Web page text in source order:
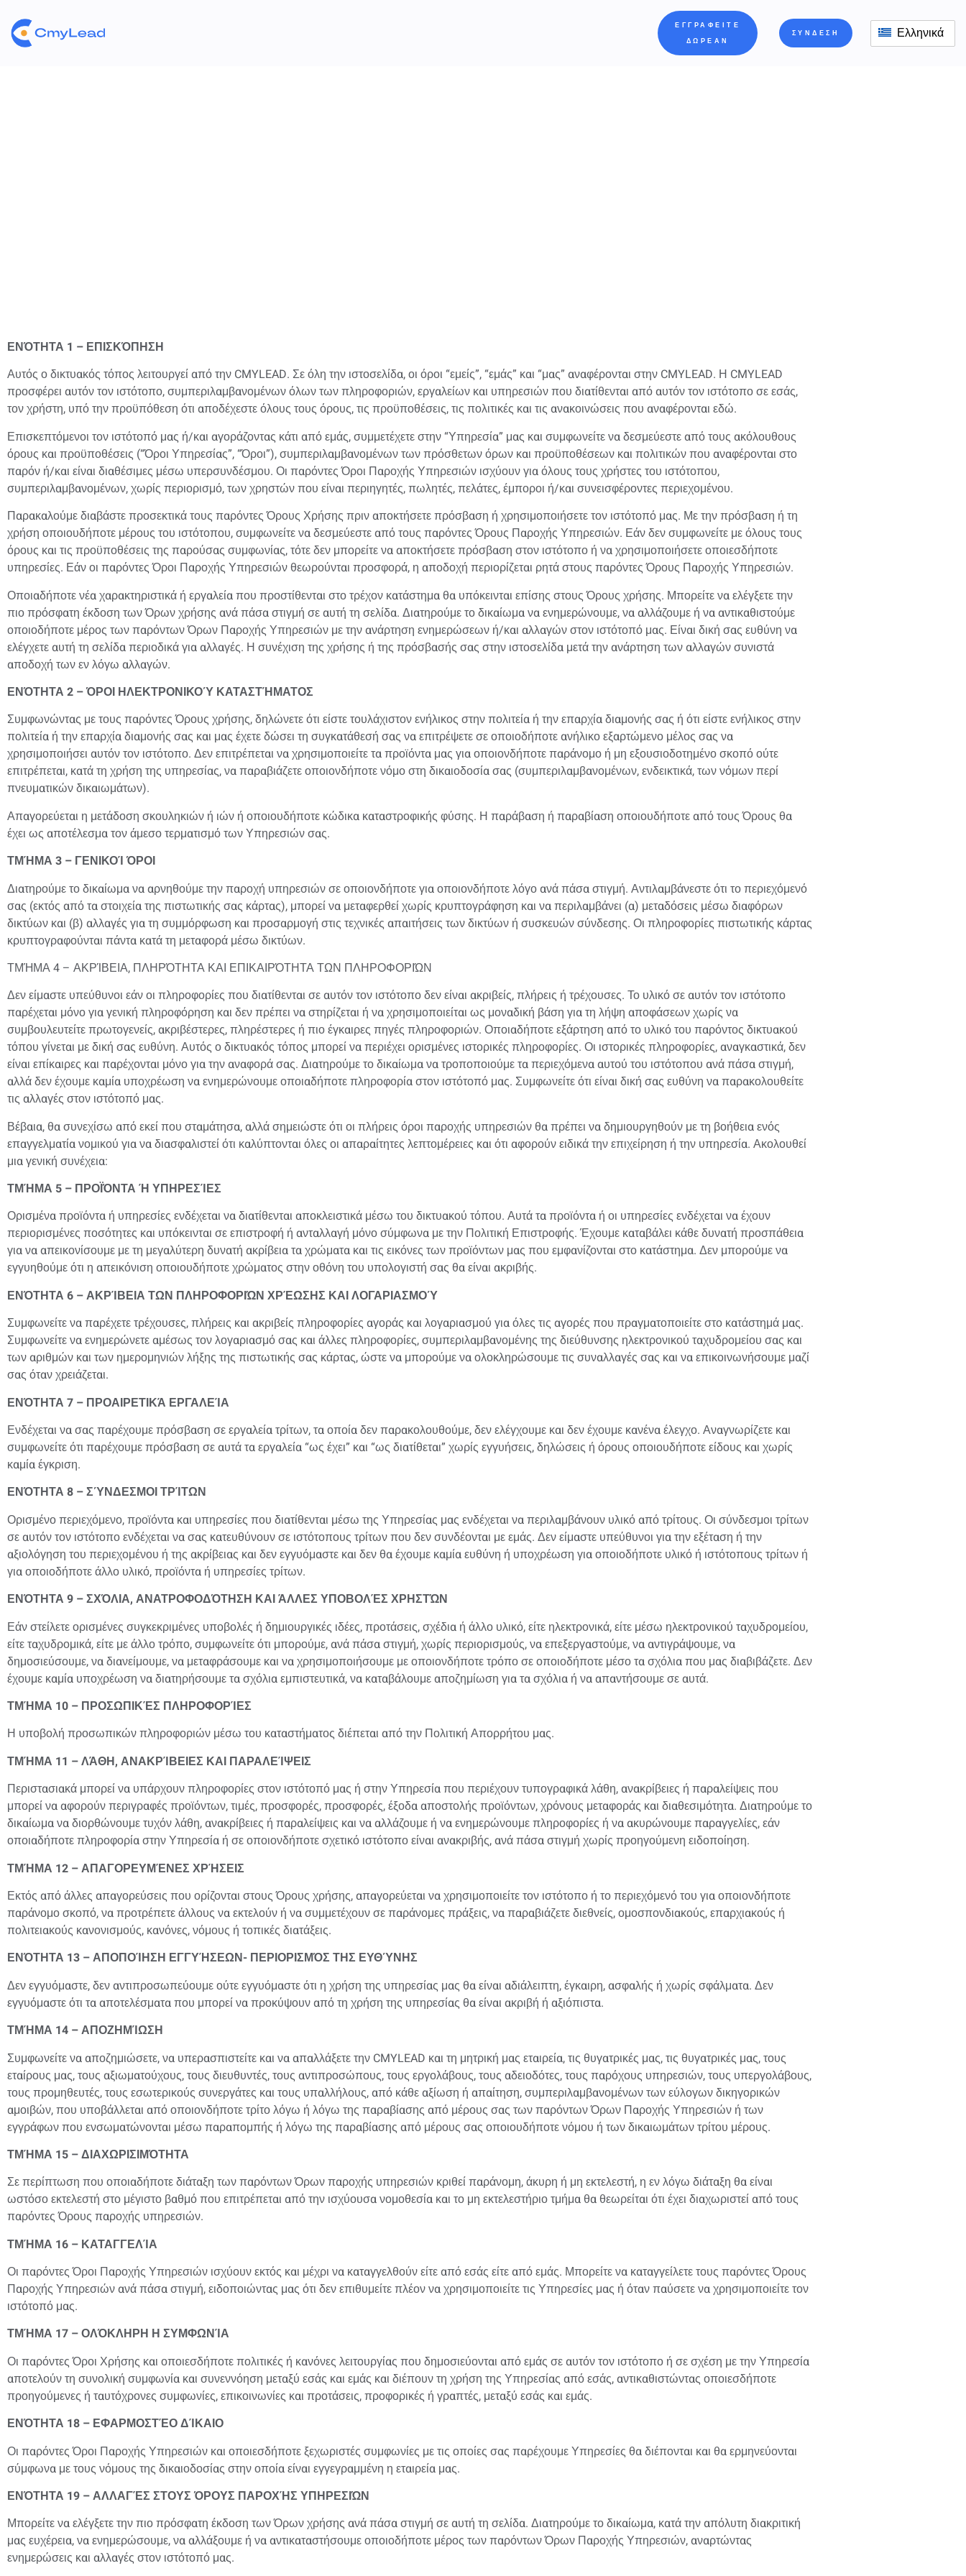
ΕΓΓΡΑΦΕΊΤΕ
ΔΩΡΕΆΝ
ΣΎΝΔΕΣΗ Ελληνικά
ΕΝΌΤΗΤΑ 1 – ΕΠΙΣΚΌΠΗΣΗ
Αυτός ο δικτυακός τόπος λειτουργεί από την CMYLEAD. Σε όλη την ιστοσελίδα, οι όροι “εμείς”, “εμάς” και “μας” αναφέρονται στην CMYLEAD. Η CMYLEAD
προσφέρει αυτόν τον ιστότοπο, συμπεριλαμβανομένων όλων των πληροφοριών, εργαλείων και υπηρεσιών που διατίθενται από αυτόν τον ιστότοπο σε εσάς,
τον χρήστη, υπό την προϋπόθεση ότι αποδέχεστε όλους τους όρους, τις προϋποθέσεις, τις πολιτικές και τις ανακοινώσεις που αναφέρονται εδώ.
Επισκεπτόμενοι τον ιστότοπό μας ή/και αγοράζοντας κάτι από εμάς, συμμετέχετε στην “Υπηρεσία” μας και συμφωνείτε να δεσμεύεστε από τους ακόλουθους
όρους και προϋποθέσεις (“Όροι Υπηρεσίας”, “Όροι”), συμπεριλαμβανομένων των πρόσθετων όρων και προϋποθέσεων και πολιτικών που αναφέρονται στο
παρόν ή/και είναι διαθέσιμες μέσω υπερσυνδέσμου. Οι παρόντες Όροι Παροχής Υπηρεσιών ισχύουν για όλους τους χρήστες του ιστότοπου,
συμπεριλαμβανομένων, χωρίς περιορισμό, των χρηστών που είναι περιηγητές, πωλητές, πελάτες, έμποροι ή/και συνεισφέροντες περιεχομένου.
Παρακαλούμε διαβάστε προσεκτικά τους παρόντες Όρους Χρήσης πριν αποκτήσετε πρόσβαση ή χρησιμοποιήσετε τον ιστότοπό μας. Με την πρόσβαση ή τη
χρήση οποιουδήποτε μέρους του ιστότοπου, συμφωνείτε να δεσμεύεστε από τους παρόντες Όρους Παροχής Υπηρεσιών. Εάν δεν συμφωνείτε με όλους τους
όρους και τις προϋποθέσεις της παρούσας συμφωνίας, τότε δεν μπορείτε να αποκτήσετε πρόσβαση στον ιστότοπο ή να χρησιμοποιήσετε οποιεσδήποτε
υπηρεσίες. Εάν οι παρόντες Όροι Παροχής Υπηρεσιών θεωρούνται προσφορά, η αποδοχή περιορίζεται ρητά στους παρόντες Όρους Παροχής Υπηρεσιών.
Οποιαδήποτε νέα χαρακτηριστικά ή εργαλεία που προστίθενται στο τρέχον κατάστημα θα υπόκεινται επίσης στους Όρους χρήσης. Μπορείτε να ελέγξετε την
πιο πρόσφατη έκδοση των Όρων χρήσης ανά πάσα στιγμή σε αυτή τη σελίδα. Διατηρούμε το δικαίωμα να ενημερώνουμε, να αλλάζουμε ή να αντικαθιστούμε
οποιοδήποτε μέρος των παρόντων Όρων Παροχής Υπηρεσιών με την ανάρτηση ενημερώσεων ή/και αλλαγών στον ιστότοπό μας. Είναι δική σας ευθύνη να
ελέγχετε αυτή τη σελίδα περιοδικά για αλλαγές. Η συνέχιση της χρήσης ή της πρόσβασής σας στην ιστοσελίδα μετά την ανάρτηση των αλλαγών συνιστά
αποδοχή των εν λόγω αλλαγών.
ΕΝΌΤΗΤΑ 2 – ΌΡΟΙ ΗΛΕΚΤΡΟΝΙΚΟΎ ΚΑΤΑΣΤΉΜΑΤΟΣ
Συμφωνώντας με τους παρόντες Όρους χρήσης, δηλώνετε ότι είστε τουλάχιστον ενήλικος στην πολιτεία ή την επαρχία διαμονής σας ή ότι είστε ενήλικος στην
πολιτεία ή την επαρχία διαμονής σας και μας έχετε δώσει τη συγκατάθεσή σας να επιτρέψετε σε οποιοδήποτε ανήλικο εξαρτώμενο μέλος σας να
χρησιμοποιήσει αυτόν τον ιστότοπο. Δεν επιτρέπεται να χρησιμοποιείτε τα προϊόντα μας για οποιονδήποτε παράνομο ή μη εξουσιοδοτημένο σκοπό ούτε
επιτρέπεται, κατά τη χρήση της υπηρεσίας, να παραβιάζετε οποιονδήποτε νόμο στη δικαιοδοσία σας (συμπεριλαμβανομένων, ενδεικτικά, των νόμων περί
πνευματικών δικαιωμάτων).
Απαγορεύεται η μετάδοση σκουληκιών ή ιών ή οποιουδήποτε κώδικα καταστροφικής φύσης. Η παράβαση ή παραβίαση οποιουδήποτε από τους Όρους θα
έχει ως αποτέλεσμα τον άμεσο τερματισμό των Υπηρεσιών σας.
ΤΜΉΜΑ 3 – ΓΕΝΙΚΟΊ ΌΡΟΙ
Διατηρούμε το δικαίωμα να αρνηθούμε την παροχή υπηρεσιών σε οποιονδήποτε για οποιονδήποτε λόγο ανά πάσα στιγμή. Αντιλαμβάνεστε ότι το περιεχόμενό
σας (εκτός από τα στοιχεία της πιστωτικής σας κάρτας), μπορεί να μεταφερθεί χωρίς κρυπτογράφηση και να περιλαμβάνει (α) μεταδόσεις μέσω διαφόρων
δικτύων και (β) αλλαγές για τη συμμόρφωση και προσαρμογή στις τεχνικές απαιτήσεις των δικτύων ή συσκευών σύνδεσης. Οι πληροφορίες πιστωτικής κάρτας
κρυπτογραφούνται πάντα κατά τη μεταφορά μέσω δικτύων.
ΤΜΉΜΑ 4 – ΑΚΡΊΒΕΙΑ, ΠΛΗΡΌΤΗΤΑ ΚΑΙ ΕΠΙΚΑΙΡΌΤΗΤΑ ΤΩΝ ΠΛΗΡΟΦΟΡΙΏΝ
Δεν είμαστε υπεύθυνοι εάν οι πληροφορίες που διατίθενται σε αυτόν τον ιστότοπο δεν είναι ακριβείς, πλήρεις ή τρέχουσες. Το υλικό σε αυτόν τον ιστότοπο
παρέχεται μόνο για γενική πληροφόρηση και δεν πρέπει να στηρίζεται ή να χρησιμοποιείται ως μοναδική βάση για τη λήψη αποφάσεων χωρίς να
συμβουλευτείτε πρωτογενείς, ακριβέστερες, πληρέστερες ή πιο έγκαιρες πηγές πληροφοριών. Οποιαδήποτε εξάρτηση από το υλικό του παρόντος δικτυακού
τόπου γίνεται με δική σας ευθύνη. Αυτός ο δικτυακός τόπος μπορεί να περιέχει ορισμένες ιστορικές πληροφορίες. Οι ιστορικές πληροφορίες, αναγκαστικά, δεν
είναι επίκαιρες και παρέχονται μόνο για την αναφορά σας. Διατηρούμε το δικαίωμα να τροποποιούμε τα περιεχόμενα αυτού του ιστότοπου ανά πάσα στιγμή,
αλλά δεν έχουμε καμία υποχρέωση να ενημερώνουμε οποιαδήποτε πληροφορία στον ιστότοπό μας. Συμφωνείτε ότι είναι δική σας ευθύνη να παρακολουθείτε
τις αλλαγές στον ιστότοπό μας.
Βέβαια, θα συνεχίσω από εκεί που σταμάτησα, αλλά σημειώστε ότι οι πλήρεις όροι παροχής υπηρεσιών θα πρέπει να δημιουργηθούν με τη βοήθεια ενός
επαγγελματία νομικού για να διασφαλιστεί ότι καλύπτονται όλες οι απαραίτητες λεπτομέρειες και ότι αφορούν ειδικά την επιχείρηση ή την υπηρεσία. Ακολουθεί
μια γενική συνέχεια:
ΤΜΉΜΑ 5 – ΠΡΟΪΌΝΤΑ Ή ΥΠΗΡΕΣΊΕΣ
Ορισμένα προϊόντα ή υπηρεσίες ενδέχεται να διατίθενται αποκλειστικά μέσω του δικτυακού τόπου. Αυτά τα προϊόντα ή οι υπηρεσίες ενδέχεται να έχουν
περιορισμένες ποσότητες και υπόκεινται σε επιστροφή ή ανταλλαγή μόνο σύμφωνα με την Πολιτική Επιστροφής. Έχουμε καταβάλει κάθε δυνατή προσπάθεια
για να απεικονίσουμε με τη μεγαλύτερη δυνατή ακρίβεια τα χρώματα και τις εικόνες των προϊόντων μας που εμφανίζονται στο κατάστημα. Δεν μπορούμε να
εγγυηθούμε ότι η απεικόνιση οποιουδήποτε χρώματος στην οθόνη του υπολογιστή σας θα είναι ακριβής.
ΕΝΌΤΗΤΑ 6 – ΑΚΡΊΒΕΙΑ ΤΩΝ ΠΛΗΡΟΦΟΡΙΏΝ ΧΡΈΩΣΗΣ ΚΑΙ ΛΟΓΑΡΙΑΣΜΟΎ
Συμφωνείτε να παρέχετε τρέχουσες, πλήρεις και ακριβείς πληροφορίες αγοράς και λογαριασμού για όλες τις αγορές που πραγματοποιείτε στο κατάστημά μας.
Συμφωνείτε να ενημερώνετε αμέσως τον λογαριασμό σας και άλλες πληροφορίες, συμπεριλαμβανομένης της διεύθυνσης ηλεκτρονικού ταχυδρομείου σας και
των αριθμών και των ημερομηνιών λήξης της πιστωτικής σας κάρτας, ώστε να μπορούμε να ολοκληρώσουμε τις συναλλαγές σας και να επικοινωνήσουμε μαζί
σας όταν χρειάζεται.
ΕΝΌΤΗΤΑ 7 – ΠΡΟΑΙΡΕΤΙΚΆ ΕΡΓΑΛΕΊΑ
Ενδέχεται να σας παρέχουμε πρόσβαση σε εργαλεία τρίτων, τα οποία δεν παρακολουθούμε, δεν ελέγχουμε και δεν έχουμε κανένα έλεγχο. Αναγνωρίζετε και
συμφωνείτε ότι παρέχουμε πρόσβαση σε αυτά τα εργαλεία “ως έχει” και “ως διατίθεται” χωρίς εγγυήσεις, δηλώσεις ή όρους οποιουδήποτε είδους και χωρίς
καμία έγκριση.
ΕΝΌΤΗΤΑ 8 – ΣΎΝΔΕΣΜΟΙ ΤΡΊΤΩΝ
Ορισμένο περιεχόμενο, προϊόντα και υπηρεσίες που διατίθενται μέσω της Υπηρεσίας μας ενδέχεται να περιλαμβάνουν υλικό από τρίτους. Οι σύνδεσμοι τρίτων
σε αυτόν τον ιστότοπο ενδέχεται να σας κατευθύνουν σε ιστότοπους τρίτων που δεν συνδέονται με εμάς. Δεν είμαστε υπεύθυνοι για την εξέταση ή την
αξιολόγηση του περιεχομένου ή της ακρίβειας και δεν εγγυόμαστε και δεν θα έχουμε καμία ευθύνη ή υποχρέωση για οποιοδήποτε υλικό ή ιστότοπους τρίτων ή
για οποιοδήποτε άλλο υλικό, προϊόντα ή υπηρεσίες τρίτων.
ΕΝΌΤΗΤΑ 9 – ΣΧΌΛΙΑ, ΑΝΑΤΡΟΦΟΔΌΤΗΣΗ ΚΑΙ ΆΛΛΕΣ ΥΠΟΒΟΛΈΣ ΧΡΗΣΤΏΝ
Εάν στείλετε ορισμένες συγκεκριμένες υποβολές ή δημιουργικές ιδέες, προτάσεις, σχέδια ή άλλο υλικό, είτε ηλεκτρονικά, είτε μέσω ηλεκτρονικού ταχυδρομείου,
είτε ταχυδρομικά, είτε με άλλο τρόπο, συμφωνείτε ότι μπορούμε, ανά πάσα στιγμή, χωρίς περιορισμούς, να επεξεργαστούμε, να αντιγράψουμε, να
δημοσιεύσουμε, να διανείμουμε, να μεταφράσουμε και να χρησιμοποιήσουμε με οποιονδήποτε τρόπο σε οποιοδήποτε μέσο τα σχόλια που μας διαβιβάζετε. Δεν
έχουμε καμία υποχρέωση να διατηρήσουμε τα σχόλια εμπιστευτικά, να καταβάλουμε αποζημίωση για τα σχόλια ή να απαντήσουμε σε αυτά.
ΤΜΉΜΑ 10 – ΠΡΟΣΩΠΙΚΈΣ ΠΛΗΡΟΦΟΡΊΕΣ
Η υποβολή προσωπικών πληροφοριών μέσω του καταστήματος διέπεται από την Πολιτική Απορρήτου μας.
ΤΜΉΜΑ 11 – ΛΆΘΗ, ΑΝΑΚΡΊΒΕΙΕΣ ΚΑΙ ΠΑΡΑΛΕΊΨΕΙΣ
Περιστασιακά μπορεί να υπάρχουν πληροφορίες στον ιστότοπό μας ή στην Υπηρεσία που περιέχουν τυπογραφικά λάθη, ανακρίβειες ή παραλείψεις που
μπορεί να αφορούν περιγραφές προϊόντων, τιμές, προσφορές, προσφορές, έξοδα αποστολής προϊόντων, χρόνους μεταφοράς και διαθεσιμότητα. Διατηρούμε το
δικαίωμα να διορθώνουμε τυχόν λάθη, ανακρίβειες ή παραλείψεις και να αλλάζουμε ή να ενημερώνουμε πληροφορίες ή να ακυρώνουμε παραγγελίες, εάν
οποιαδήποτε πληροφορία στην Υπηρεσία ή σε οποιονδήποτε σχετικό ιστότοπο είναι ανακριβής, ανά πάσα στιγμή χωρίς προηγούμενη ειδοποίηση.
ΤΜΉΜΑ 12 – ΑΠΑΓΟΡΕΥΜΈΝΕΣ ΧΡΉΣΕΙΣ
Εκτός από άλλες απαγορεύσεις που ορίζονται στους Όρους χρήσης, απαγορεύεται να χρησιμοποιείτε τον ιστότοπο ή το περιεχόμενό του για οποιονδήποτε
παράνομο σκοπό, να προτρέπετε άλλους να εκτελούν ή να συμμετέχουν σε παράνομες πράξεις, να παραβιάζετε διεθνείς, ομοσπονδιακούς, επαρχιακούς ή
πολιτειακούς κανονισμούς, κανόνες, νόμους ή τοπικές διατάξεις.
ΕΝΌΤΗΤΑ 13 – ΑΠΟΠΟΊΗΣΗ ΕΓΓΥΉΣΕΩΝ- ΠΕΡΙΟΡΙΣΜΌΣ ΤΗΣ ΕΥΘΎΝΗΣ
Δεν εγγυόμαστε, δεν αντιπροσωπεύουμε ούτε εγγυόμαστε ότι η χρήση της υπηρεσίας μας θα είναι αδιάλειπτη, έγκαιρη, ασφαλής ή χωρίς σφάλματα. Δεν
εγγυόμαστε ότι τα αποτελέσματα που μπορεί να προκύψουν από τη χρήση της υπηρεσίας θα είναι ακριβή ή αξιόπιστα.
ΤΜΉΜΑ 14 – ΑΠΟΖΗΜΊΩΣΗ
Συμφωνείτε να αποζημιώσετε, να υπερασπιστείτε και να απαλλάξετε την CMYLEAD και τη μητρική μας εταιρεία, τις θυγατρικές μας, τις θυγατρικές μας, τους
εταίρους μας, τους αξιωματούχους, τους διευθυντές, τους αντιπροσώπους, τους εργολάβους, τους αδειοδότες, τους παρόχους υπηρεσιών, τους υπεργολάβους,
τους προμηθευτές, τους εσωτερικούς συνεργάτες και τους υπαλλήλους, από κάθε αξίωση ή απαίτηση, συμπεριλαμβανομένων των εύλογων δικηγορικών
αμοιβών, που υποβάλλεται από οποιονδήποτε τρίτο λόγω ή λόγω της παραβίασης από μέρους σας των παρόντων Όρων Παροχής Υπηρεσιών ή των
εγγράφων που ενσωματώνονται μέσω παραπομπής ή λόγω της παραβίασης από μέρους σας οποιουδήποτε νόμου ή των δικαιωμάτων τρίτου μέρους.
ΤΜΉΜΑ 15 – ΔΙΑΧΩΡΙΣΙΜΌΤΗΤΑ
Σε περίπτωση που οποιαδήποτε διάταξη των παρόντων Όρων παροχής υπηρεσιών κριθεί παράνομη, άκυρη ή μη εκτελεστή, η εν λόγω διάταξη θα είναι
ωστόσο εκτελεστή στο μέγιστο βαθμό που επιτρέπεται από την ισχύουσα νομοθεσία και το μη εκτελεστήριο τμήμα θα θεωρείται ότι έχει διαχωριστεί από τους
παρόντες Όρους παροχής υπηρεσιών.
ΤΜΉΜΑ 16 – ΚΑΤΑΓΓΕΛΊΑ
Οι παρόντες Όροι Παροχής Υπηρεσιών ισχύουν εκτός και μέχρι να καταγγελθούν είτε από εσάς είτε από εμάς. Μπορείτε να καταγγείλετε τους παρόντες Όρους
Παροχής Υπηρεσιών ανά πάσα στιγμή, ειδοποιώντας μας ότι δεν επιθυμείτε πλέον να χρησιμοποιείτε τις Υπηρεσίες μας ή όταν παύσετε να χρησιμοποιείτε τον
ιστότοπό μας.
ΤΜΉΜΑ 17 – ΟΛΌΚΛΗΡΗ Η ΣΥΜΦΩΝΊΑ
Οι παρόντες Όροι Χρήσης και οποιεσδήποτε πολιτικές ή κανόνες λειτουργίας που δημοσιεύονται από εμάς σε αυτόν τον ιστότοπο ή σε σχέση με την Υπηρεσία
αποτελούν τη συνολική συμφωνία και συνεννόηση μεταξύ εσάς και εμάς και διέπουν τη χρήση της Υπηρεσίας από εσάς, αντικαθιστώντας οποιεσδήποτε
προηγούμενες ή ταυτόχρονες συμφωνίες, επικοινωνίες και προτάσεις, προφορικές ή γραπτές, μεταξύ εσάς και εμάς.
ΕΝΌΤΗΤΑ 18 – ΕΦΑΡΜΟΣΤΈΟ ΔΊΚΑΙΟ
Οι παρόντες Όροι Παροχής Υπηρεσιών και οποιεσδήποτε ξεχωριστές συμφωνίες με τις οποίες σας παρέχουμε Υπηρεσίες θα διέπονται και θα ερμηνεύονται
σύμφωνα με τους νόμους της δικαιοδοσίας στην οποία είναι εγγεγραμμένη η εταιρεία μας.
ΕΝΌΤΗΤΑ 19 – ΑΛΛΑΓΈΣ ΣΤΟΥΣ ΌΡΟΥΣ ΠΑΡΟΧΉΣ ΥΠΗΡΕΣΙΏΝ
Μπορείτε να ελέγξετε την πιο πρόσφατη έκδοση των Όρων χρήσης ανά πάσα στιγμή σε αυτή τη σελίδα. Διατηρούμε το δικαίωμα, κατά την απόλυτη διακριτική
μας ευχέρεια, να ενημερώσουμε, να αλλάξουμε ή να αντικαταστήσουμε οποιοδήποτε μέρος των παρόντων Όρων Παροχής Υπηρεσιών, αναρτώντας
ενημερώσεις και αλλαγές στον ιστότοπό μας.